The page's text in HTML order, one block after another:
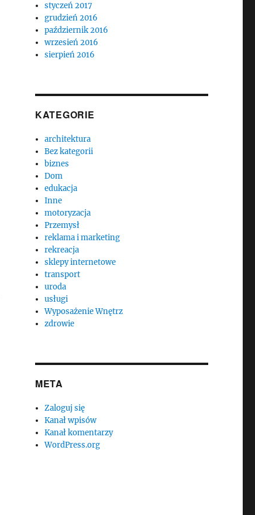
styczeń 2017
grudzień 2016
październik 2016
wrzesień 2016
sierpień 2016
KATEGORIE
architektura
Bez kategorii
biznes
Dom
edukacja
Inne
motoryzacja
Przemysł
reklama i marketing
rekreacja
sklepy internetowe
transport
uroda
usługi
Wyposażenie Wnętrz
zdrowie
META
Zaloguj się
Kanał wpisów
Kanał komentarzy
WordPress.org